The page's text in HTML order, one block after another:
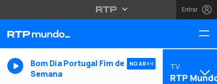
Entrar
Bom Dia Portugal Fim de
Semana
NO AR TV
RTP